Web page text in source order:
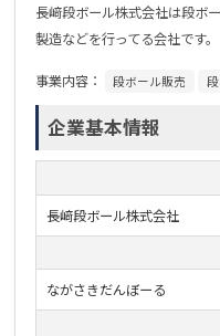
長﨑段ボール株式会社は段ボ
製造などを行ってる会社です。
事業内容： 段ボール販売
企業基本情報
長﨑段ボール株式会社
ながさきだんぼーる